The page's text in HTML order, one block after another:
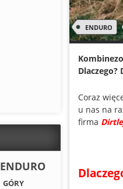
ENDURO
Coraz
u nas na
firma
ENDURO
GÓRY